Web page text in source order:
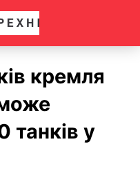
кремля
танків у